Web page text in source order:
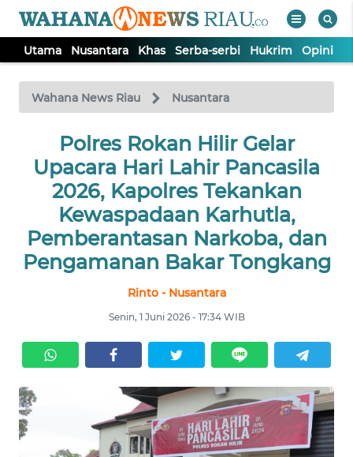
Utama Nusantara Khas Serba-serbi Hukrim Opini
Wahana News Riau Nusantara
Polres Rokan Hilir Gelar
Upacara Hari Lahir Pancasila
2026, Kapolres Tekankan
Kewaspadaan Karhutla,
Pemberantasan Narkoba, dan
Pengamanan Bakar Tongkang
Rinto - Nusantara
Senin, 1 Juni 2026 - 17:34 WIB
TV
Tutup
NUSANTARA
KHAS
SERBA-
PERISTIWA